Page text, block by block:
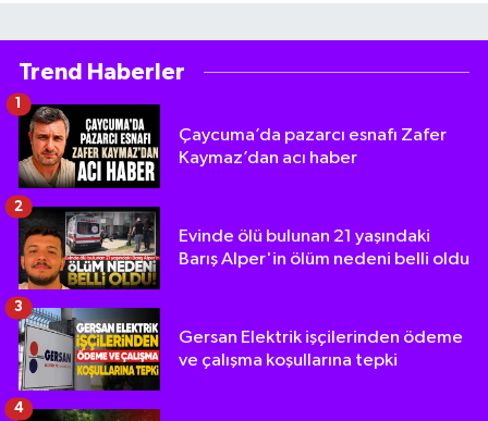
Trend Haberler
Çaycuma’da pazarcı esnafı Zafer
Kaymaz’dan acı haber
Evinde ölü bulunan 21 yaşındaki
Barış Alper'in ölüm nedeni belli oldu
2
Gersan Elektrik işçilerinden ödeme
ve çalışma koşullarına tepki
3
4